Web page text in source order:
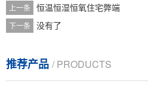
上一条 恒温恒湿恒氧住宅弊端
下一条 没有了
推荐产品 / PRODUCTS